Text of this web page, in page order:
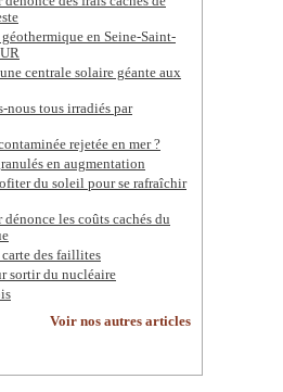
en Seine-Saint-
centrale solaire géante aux
nous tous irradiés par
rejetée en mer ?
en augmentation
du soleil pour se rafraîchir
les coûts cachés du
des faillites
sortir du nucléaire
Voir nos autres articles